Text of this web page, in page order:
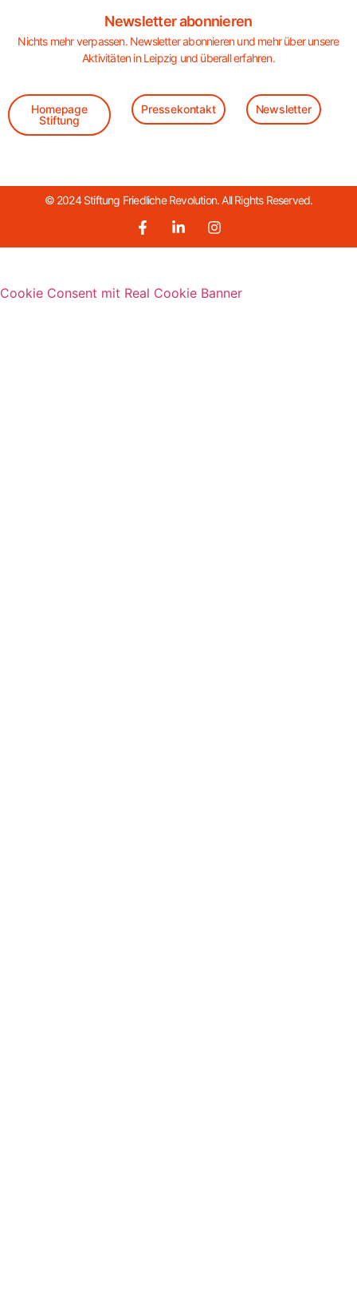
Newsletter abonnieren
Nichts mehr verpassen. Newsletter abonnieren und mehr über unsere
Aktivitäten in Leipzig und überall erfahren.
Homepage
Stiftung
Pressekontakt Newsletter
© 2024 Stiftung Friedliche Revolution. All Rights Reserved.
Cookie Consent mit Real Cookie Banner